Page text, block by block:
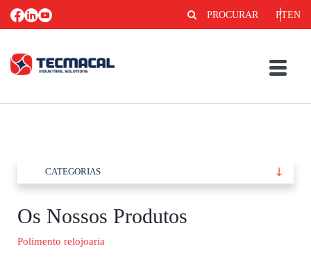
EN
PT
PROCURAR
CATEGORIAS
Os Nossos Produtos
Polimento relojoaria